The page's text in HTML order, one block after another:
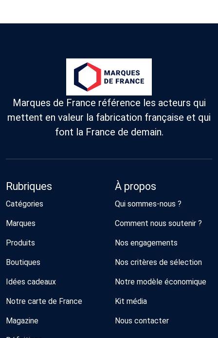
Marques de France référence les acteurs qui
mettent en valeur la fabrication française et qui
font la France de demain.
Rubriques
Catégories
Marques
Produits
Boutiques
Idées cadeaux
Notre carte de France
Magazine
À propos
Qui sommes-nous ?
Comment nous soutenir ?
Nos engagements
Nos critères de sélection
Notre modèle économique
Kit média
Nous contacter